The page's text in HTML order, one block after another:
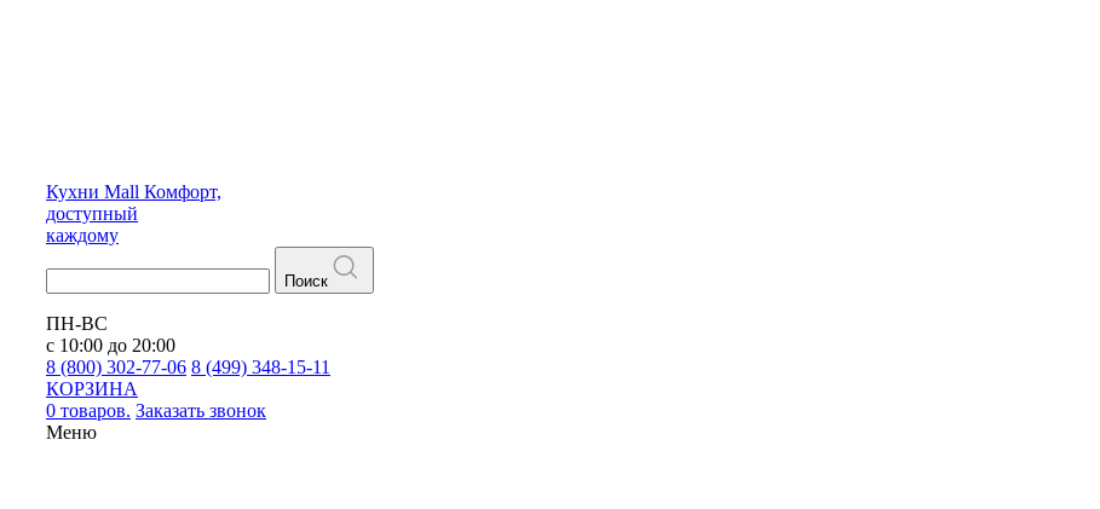
Кухни Mall Комфорт,
доступный
каждому
Поиск
ПН-ВС
с 10:00 до 20:00
8 (800) 302-77-06 8 (499) 348-15-11
КОРЗИНА
0 товаров. Заказать звонок
Меню